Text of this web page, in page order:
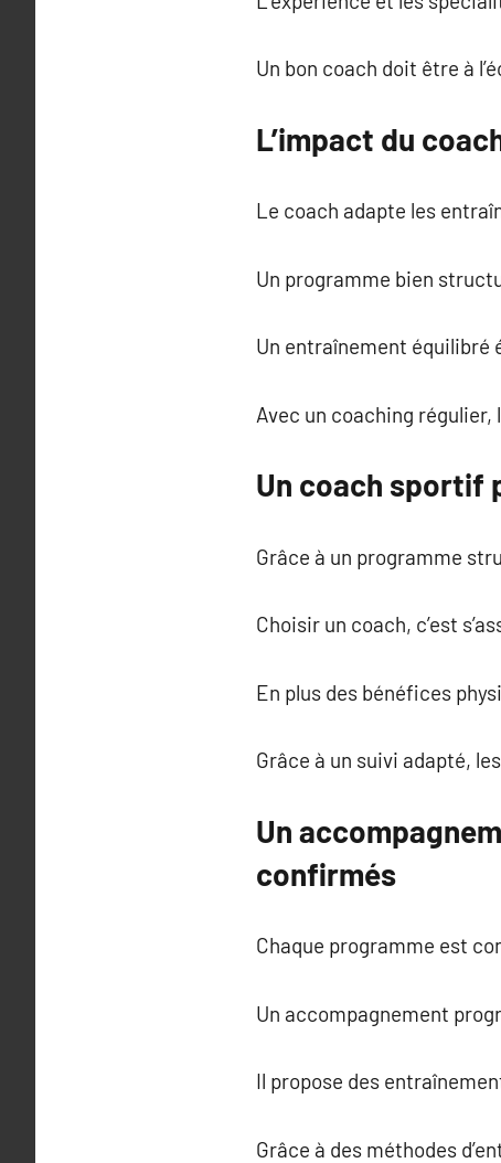
Un bon coach doit être à
L’impact du
Le coach adapte les
Un programme bien
Un entraînement équilibré
Avec un coaching
Un coach sportif
Grâce à un programme
Choisir un coach, c’est
En plus des bénéfices
Grâce à un suivi adapté,
Un
confirmés
Chaque programme est
Un accompagnement
Il propose des
Grâce à des méthodes